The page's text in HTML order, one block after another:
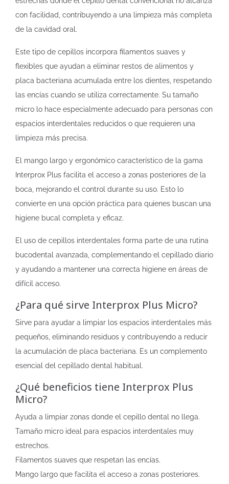
con facilidad, contribuyendo a una limpieza más completa
de la cavidad oral.
Este tipo de cepillos incorpora filamentos suaves y
flexibles que ayudan a eliminar restos de alimentos y
placa bacteriana acumulada entre los dientes, respetando
las encías cuando se utiliza correctamente. Su tamaño
micro lo hace especialmente adecuado para personas con
espacios interdentales reducidos o que requieren una
limpieza más precisa.
El mango largo y ergonómico característico de la gama
Interprox Plus facilita el acceso a zonas posteriores de la
boca, mejorando el control durante su uso. Esto lo
convierte en una opción práctica para quienes buscan una
higiene bucal completa y eficaz.
El uso de cepillos interdentales forma parte de una rutina
bucodental avanzada, complementando el cepillado diario
y ayudando a mantener una correcta higiene en áreas de
difícil acceso.
¿Para qué sirve Interprox Plus Micro?
Sirve para ayudar a limpiar los espacios interdentales más
pequeños, eliminando residuos y contribuyendo a reducir
la acumulación de placa bacteriana. Es un complemento
esencial del cepillado dental habitual.
¿Qué beneficios tiene Interprox Plus
Micro?
Ayuda a limpiar zonas donde el cepillo dental no llega.
Tamaño micro ideal para espacios interdentales muy
estrechos.
Filamentos suaves que respetan las encías.
Mango largo que facilita el acceso a zonas posteriores.